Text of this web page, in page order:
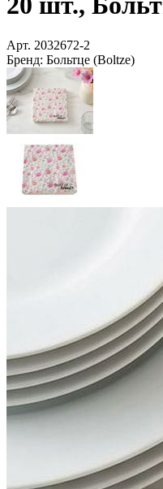
Арт. 2032672-2
Бренд: Больтце (Boltze)